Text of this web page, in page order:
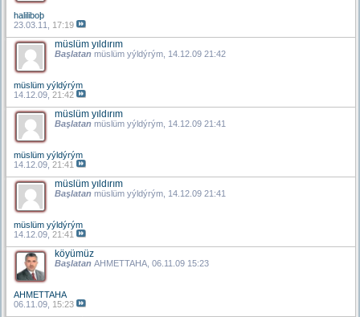
haliliboþ
23.03.11,
17:19
müslüm yıldırım
Başlatan müslüm yýldýrým , 14.12.09 21:42
müslüm yýldýrým
14.12.09, 21:42
müslüm yıldırım
Başlatan müslüm yýldýrým , 14.12.09 21:41
müslüm yýldýrým
14.12.09, 21:41
müslüm yıldırım
Başlatan müslüm yýldýrým , 14.12.09 21:41
müslüm yýldýrým
14.12.09, 21:41
köyümüz
Başlatan AHMETTAHA , 06.11.09 15:23
AHMETTAHA
06.11.09, 15:23